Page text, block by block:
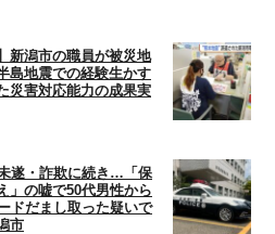
新潟市の職員が被災地
地震での経験生かす
災害対応能力の成果実
遂・詐欺に続き…「保
」の嘘で50代男性から
ドだまし取った疑いで
市